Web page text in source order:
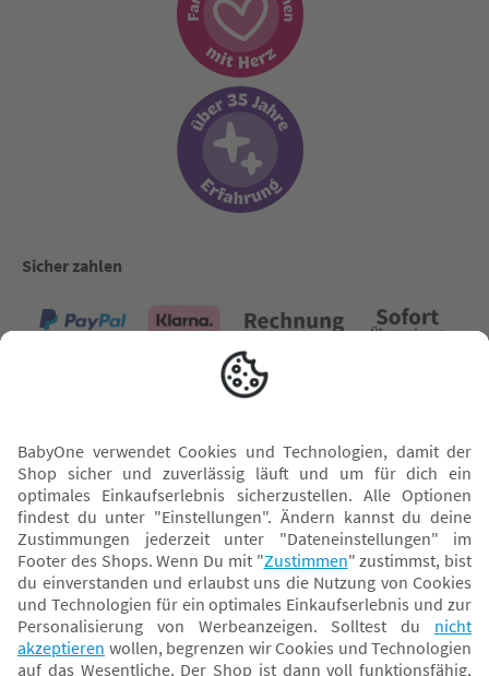
Sicher zahlen
Versand mit
* Alle Preise inkl. MwSt. und ggf. zzgl.Versandkosten. Der dargestellte Preis gilt -
abhängig von der von dir gewählten Option - im BabyOne-Onlineshop oder bei
Abholung in dem von dir gewählten BabyOne-Franchise-Betrieb. Der für den